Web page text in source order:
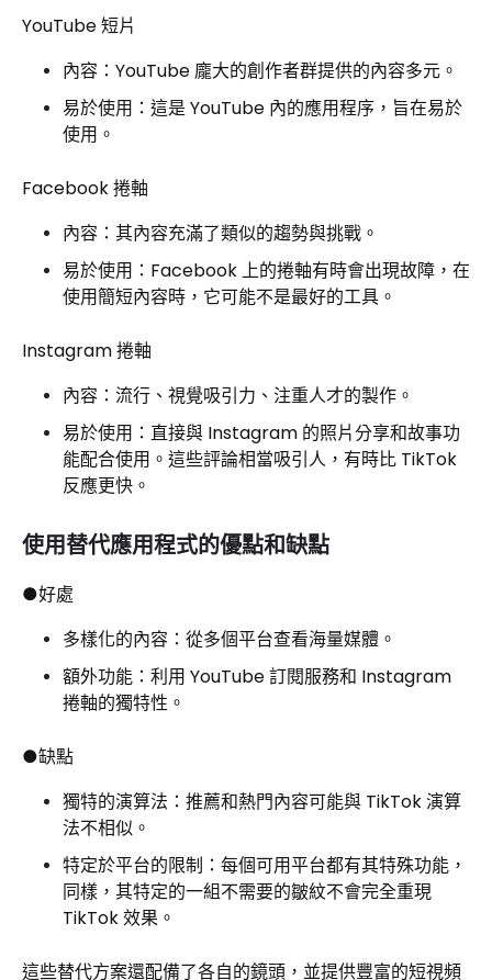
YouTube 短片
內容：YouTube 龐大的創作者群提供的內容多元。
易於使用：這是 YouTube 內的應用程序，旨在易於
使用。
Facebook 捲軸
內容：其內容充滿了類似的趨勢與挑戰。
易於使用：Facebook 上的捲軸有時會出現故障，在
使用簡短內容時，它可能不是最好的工具。
Instagram 捲軸
內容：流行、視覺吸引力、注重人才的製作。
易於使用：直接與 Instagram 的照片分享和故事功
能配合使用。這些評論相當吸引人，有時比 TikTok
反應更快。
使用替代應用程式的優點和缺點
●好處
多樣化的內容：從多個平台查看海量媒體。
額外功能：利用 YouTube 訂閱服務和 Instagram
捲軸的獨特性。
●缺點
獨特的演算法：推薦和熱門內容可能與 TikTok 演算
法不相似。
特定於平台的限制：每個可用平台都有其特殊功能，
同樣，其特定的一組不需要的皺紋不會完全重現
TikTok 效果。
這些替代方案還配備了各自的鏡頭，並提供豐富的短視頻